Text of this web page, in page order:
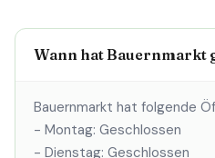
Wann hat Bauernmarkt
Bauernmarkt hat folgende
- Montag: Geschlossen
- Dienstag: Geschlossen